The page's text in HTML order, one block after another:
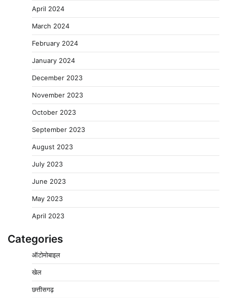
April 2024
March 2024
February 2024
January 2024
December 2023
November 2023
October 2023
September 2023
August 2023
July 2023
June 2023
May 2023
April 2023
Categories
ऑटोमोबाइल
खेल
छत्तीसगढ़